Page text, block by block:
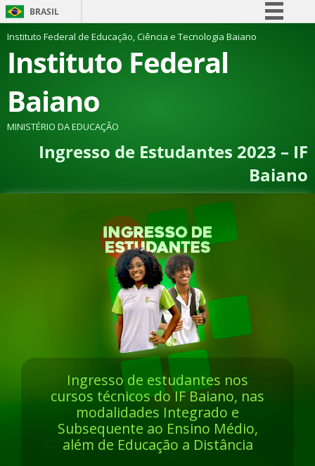
BRASIL
Simplifique!
Comunica BR
Canais
Instituto Federal de Educação, Ciência e Tecnologia Baiano
Instituto Federal
Baiano
MINISTÉRIO DA EDUCAÇÃO
Ingresso de Estudantes 2023 – IF
Baiano
Ingresso de estudantes nos
cursos técnicos do IF Baiano, nas
modalidades Integrado e
Subsequente ao Ensino Médio,
além de Educação a Distância